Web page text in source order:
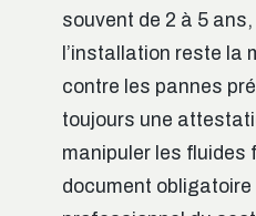
souvent de 2 à 5
l’installation reste la
contre les pannes
toujours une
manipuler les fluides
document obligatoire